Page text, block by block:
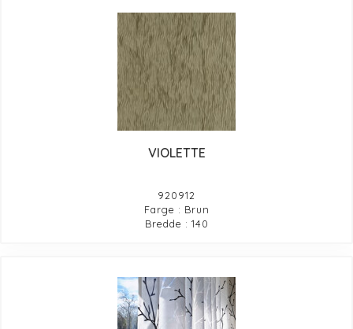
VIOLETTE
920912
Farge : Brun
Bredde : 140